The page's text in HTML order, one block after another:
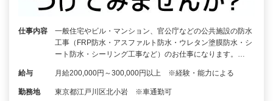
仕事内容
一般住宅やビル・マンション、官公庁などの公共施設の防水
工事（FRP防水・アスファルト防水・ウレタン塗膜防水・シ
ート防水・シーリング工事など）のお仕事になります。…
給与 月給200,000円～300,000円以上 ※経験・能力による
勤務地 東京都江戸川区北小岩 ※車通勤可